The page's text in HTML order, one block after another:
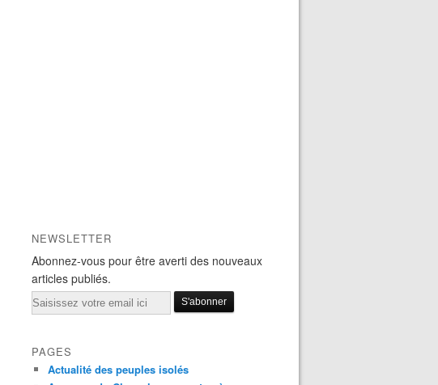
NEWSLETTER
Abonnez-vous pour être averti des nouveaux
articles publiés.
Email
PAGES
Actualité des peuples isolés